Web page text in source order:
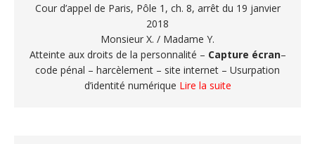
Cour d’appel de Paris, Pôle 1, ch. 8, arrêt du 19 janvier
2018
Monsieur X. / Madame Y.
Atteinte aux droits de la personnalité – Capture écran–
code pénal – harcèlement – site internet – Usurpation
d’identité numérique Lire la suite